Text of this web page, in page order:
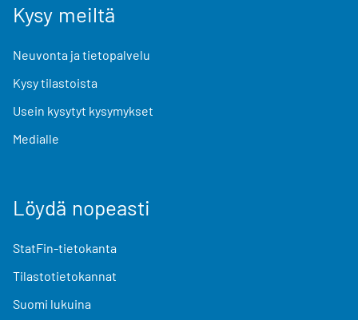
Kysy meiltä
Neuvonta ja tietopalvelu
Kysy tilastoista
Usein kysytyt kysymykset
Medialle
Löydä nopeasti
StatFin-tietokanta
Tilastotietokannat
Suomi lukuina